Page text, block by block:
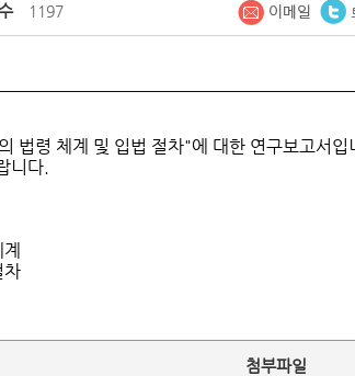
1197
법령 체계 및 입법 절차"에 대한 연구보고서
니다.
차
첨부파일